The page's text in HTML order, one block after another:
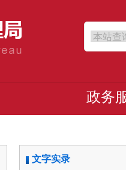
政务
文字实录